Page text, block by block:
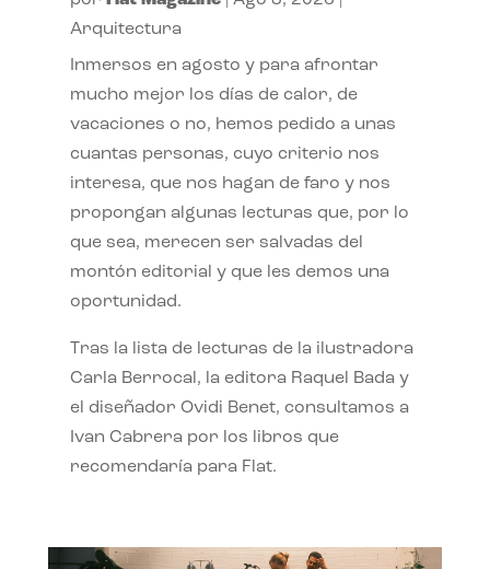
Arquitectura
Inmersos en agosto y para afrontar
mucho mejor los días de calor, de
vacaciones o no, hemos pedido a unas
cuantas personas, cuyo criterio nos
interesa, que nos hagan de faro y nos
propongan algunas lecturas que, por lo
que sea, merecen ser salvadas del
montón editorial y que les demos una
oportunidad.
Tras la lista de lecturas de la ilustradora
Carla Berrocal, la editora Raquel Bada y
el diseñador Ovidi Benet, consultamos a
Ivan Cabrera por los libros que
recomendaría para Flat.